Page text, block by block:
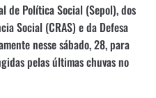
de Política Social (Sepol), dos
Social (CRAS) e da Defesa
nesse sábado, 28, para
pelas últimas chuvas no